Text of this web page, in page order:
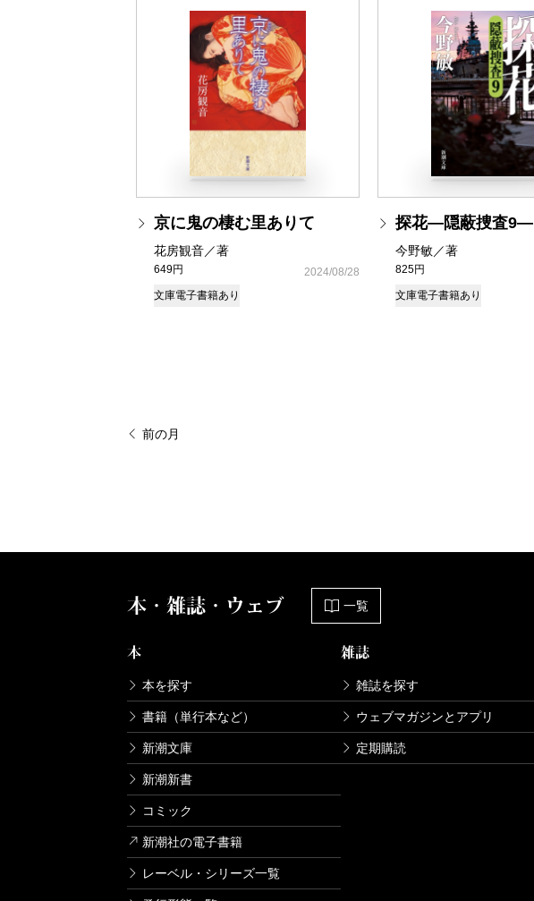
京に鬼の棲む里ありて
花房観音／著
649円
2024/08/28
文庫電子書籍あり
探花―隠蔽捜査9―
今野敏／著
825円
文庫電子書籍あり
前の月
本・雑誌・ウェブ 一覧
本
本を探す
書籍（単行本など）
新潮文庫
新潮新書
コミック
新潮社の電子書籍
レーベル・シリーズ一覧
雑誌
雑誌を探す
ウェブマガジンとアプリ
定期購読